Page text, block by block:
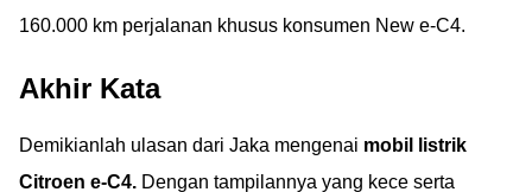
160.000 km perjalanan khusus konsumen New e-C4.
Akhir Kata
Demikianlah ulasan dari Jaka mengenai mobil listrik
Citroen e-C4. Dengan tampilannya yang kece serta